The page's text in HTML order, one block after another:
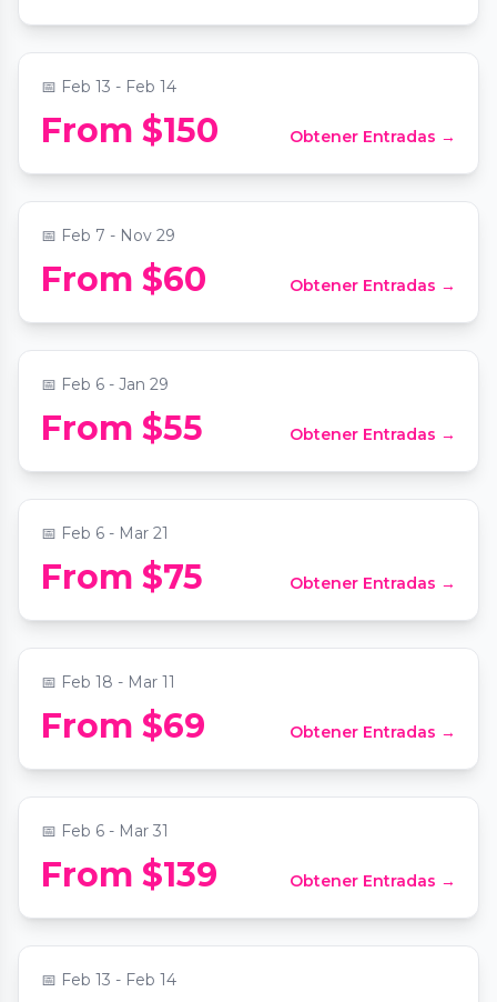
📍ReWax and UnWine Johns Creek
📅 Feb 13 - Feb 14
From $150 Obtener Entradas →
Ultimate Candle Making Experience
📍ReWax and UnWine Johns Creek
📅 Feb 7 - Nov 29
From $60 Obtener Entradas →
Romantic Date Night - Candle Making
📍ReWax and UnWine Johns Creek
📅 Feb 6 - Jan 29
From $55 Obtener Entradas →
2 Hours Sip, Socialize, and Custom Soap
Making in Atlanta
📍305 Peters St
📅 Feb 6 - Mar 21
From $75 Obtener Entradas →
Spanish Paella - Atlanta
📍Schoolhouse Brewing
📅 Feb 18 - Mar 11
From $69 Obtener Entradas →
Perfume & Cologne Making - Fragrance
After Dark
📍Tijon Atlanta
📅 Feb 6 - Mar 31
From $139 Obtener Entradas →
Wine Tasting & Chocolate Pairing
📍ReWax and UnWine Johns Creek
📅 Feb 13 - Feb 14